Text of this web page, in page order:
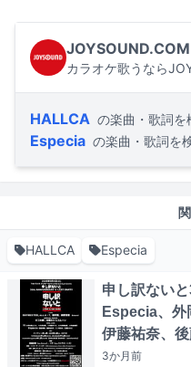
JOYSOUND.COM
カラオケ歌うなら
HALLCA の楽曲・歌詞を
Especia の楽曲・歌詞を
HALLCA Especia
申し訳ない
Especia、外
伊藤祐奈、
3か月前